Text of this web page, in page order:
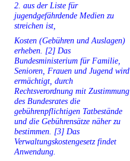
2. aus der Liste für
jugendgefährdende Medien zu
streichen ist,
Kosten (Gebühren und Auslagen)
erheben. [2] Das
Bundesministerium für Familie,
Senioren, Frauen und Jugend wird
ermächtigt, durch
Rechtsverordnung mit Zustimmung
des Bundesrates die
gebührenpflichtigen Tatbestände
und die Gebührensätze näher zu
bestimmen. [3] Das
Verwaltungskostengesetz findet
Anwendung.